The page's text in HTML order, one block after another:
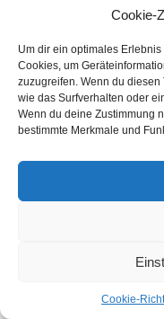
Cookie-
Um dir ein optimales
Cookies, um
zuzugreifen. Wenn du
wie das Surfverhalten oder
Wenn du deine Zustimmung
bestimmte Merkmale und
Coo­kie-